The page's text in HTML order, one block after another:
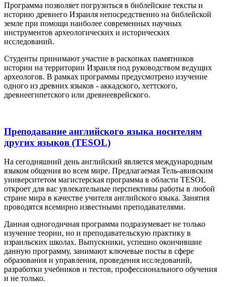
Программа позволяет погрузиться в библейские тексты и
историю древнего Израиля непосредственно на библейской
земле при помощи наиболее современных научных
инструментов археологических и исторических
исследований.
Студенты принимают участие в раскопках памятников
истории на территории Израиля под руководством ведущих
археологов. В рамках программы предусмотрено изучение
одного из древних языков - аккадского, хеттского,
древнеегипетского или древнееврейского.
Преподавание английского языка носителям
других языков (TESOL)
На сегодняшний день английский является международным
языком общения во всем мире. Предлагаемая Тель-авивским
университетом магистерская программа в области TESOL
откроет для вас увлекательные перспективы работы в любой
стране мира в качестве учителя английского языка. Занятия
проводятся всемирно известными преподавателями.
Данная одногодичная программа подразумевает не только
изучение теории, но и преподавательскую практику в
израильских школах. Выпускники, успешно окончившие
данную программу, занимают ключевые посты в сфере
образования и управления, проведения исследований,
разработки учебников и тестов, профессионального обучения
и не только.